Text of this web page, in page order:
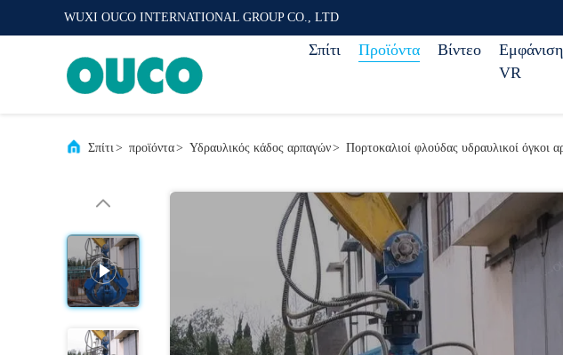
WUXI OUCO INTERNATIONAL GROUP CO., LTD
Σπίτι Προϊόντα Βίντεο
Εμφάνιση
VR
Σπίτι> προϊόντα> Υδραυλικός κάδος αρπαγών> Πορτοκαλιοί φλούδας υδραυλικοί όγκοι